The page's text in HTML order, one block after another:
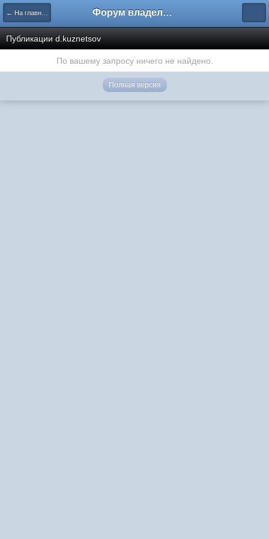
← На главную Форум владельцев интернет-магазинов
Публикации d.kuznetsov
По вашему запросу ничего не найдено.
Полная версия